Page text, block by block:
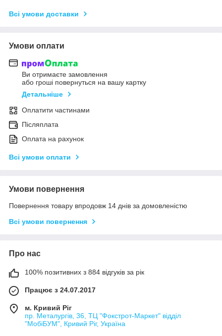
Всі умови доставки
Умови оплати
Ви отримаєте замовлення
або гроші повернуться на вашу картку
Детальніше
Оплатити частинами
Післяплата
Оплата на рахунок
Всі умови оплати
Умови повернення
Повернення товару впродовж 14 днів за домовленістю
Всі умови повернення
Про нас
100% позитивних з 884 відгуків за рік
Працює з 24.07.2017
м. Кривий Ріг
пр. Металургів, 36, ТЦ "Фокстрот-Маркет" відділ
"МобіБУМ", Кривий Ріг, Україна